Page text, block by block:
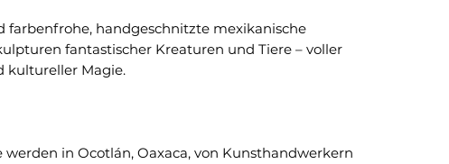
farbenfrohe, handgeschnitzte mexikanische
fantastischer Kreaturen und Tiere – voller
kultureller Magie.
werden in Ocotlán, Oaxaca, von Kunsthandwerkern